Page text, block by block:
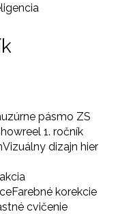
pásmo ZS
1. ročník
Vizuálny dizajn hier
Farebné korekcie
cvičenie